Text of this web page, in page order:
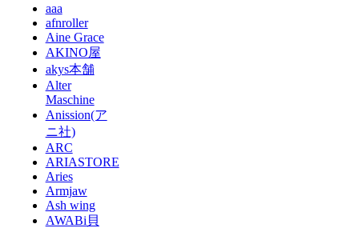
aaa
afnroller
Aine Grace
AKINO屋
akys本舗
Alter
Maschine
Anission(ア
ニ社)
ARC
ARIASTORE
Aries
Armjaw
Ash wing
AWABi貝